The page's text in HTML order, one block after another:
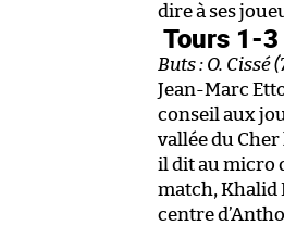
dire à ses
Tours 1-
Buts : O. Cissé
Jean-Marc
conseil aux
vallée du
il dit au micro
match, Khalid
centre